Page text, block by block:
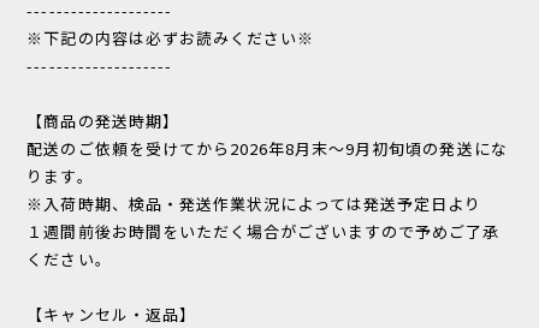
--------------------
※下記の内容は必ずお読みください※
--------------------
【商品の発送時期】
配送のご依頼を受けてから2026年8月末～9月初旬頃の発送にな
ります。
※入荷時期、検品・発送作業状況によっては発送予定日より
１週間前後お時間をいただく場合がございますので予めご了承
ください。
【キャンセル・返品】